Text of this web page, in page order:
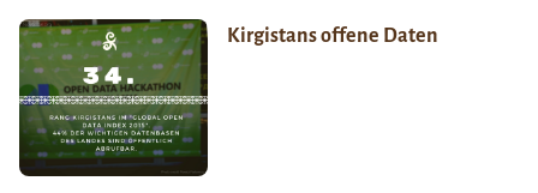
Kirgistans offene Daten